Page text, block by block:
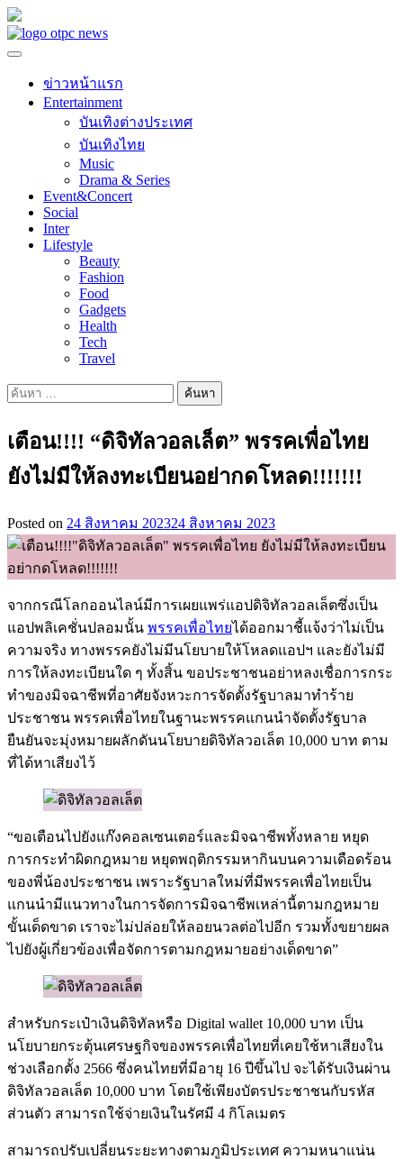
Skip
to
ข่าวหน้าแรก
Entertainment
บันเทิงต่างประเทศ
บันเทิงไทย
Music
Drama & Series
Event&Concert
Social
Inter
Lifestyle
Beauty
Fashion
Food
Gadgets
Health
Tech
Travel
ค้นหา
เตือน!!!! “ดิจิทัลวอลเล็ต” พรรคเพื่อไทย
ยังไม่มีให้ลงทะเบียนอย่ากดโหลด!!!!!!!
Posted on 24 สิงหาคม 202324 สิงหาคม 2023
จากกรณีโลกออนไลน์มีการเผยแพร่แอปดิจิทัลวอลเล็ตซึ่งเป็น
แอปพลิเคชั่นปลอมนั้น พรรคเพื่อไทยได้ออกมาชี้แจ้งว่าไม่เป็น
ความจริง ทางพรรคยังไม่มีนโยบายให้โหลดแอปฯ และยังไม่มี
การให้ลงทะเบียนใด ๆ ทั้งสิ้น ขอประชาชนอย่าหลงเชื่อการกระ
ทำของมิจฉาชีพที่อาศัยจังหวะการจัดตั้งรัฐบาลมาทำร้าย
ประชาชน พรรคเพื่อไทยในฐานะพรรคแกนนำจัดตั้งรัฐบาล
ยืนยันจะมุ่งหมายผลักดันนโยบายดิจิทัลวอเล็ต 10,000 บาท ตาม
ที่ได้หาเสียงไว้
“ขอเตือนไปยังแก๊งคอลเซนเตอร์และมิจฉาชีพทั้งหลาย หยุด
การกระทำผิดกฎหมาย หยุดพฤติกรรมหากินบนความเดือดร้อน
ของพี่น้องประชาชน เพราะรัฐบาลใหม่ที่มีพรรคเพื่อไทยเป็น
แกนนำมีแนวทางในการจัดการมิจฉาชีพเหล่านี้ตามกฎหมาย
ขั้นเด็ดขาด เราจะไม่ปล่อยให้ลอยนวลต่อไปอีก รวมทั้งขยายผล
ไปยังผู้เกี่ยวข้องเพื่อจัดการตามกฎหมายอย่างเด็ดขาด”
สำหรับกระเป๋าเงินดิจิทัลหรือ Digital wallet 10,000 บาท เป็น
นโยบายกระตุ้นเศรษฐกิจของพรรคเพื่อไทยที่เคยใช้หาเสียงใน
ช่วงเลือกตั้ง 2566 ซึ่งคนไทยที่มีอายุ 16 ปีขึ้นไป จะได้รับเงินผ่าน
ดิจิทัลวอลเล็ต 10,000 บาท โดยใช้เพียงบัตรประชาชนกับรหัส
ส่วนตัว สามารถใช้จ่ายเงินในรัศมี 4 กิโลเมตร
สามารถปรับเปลี่ยนระยะทางตามภูมิประเทศ ความหนาแน่น